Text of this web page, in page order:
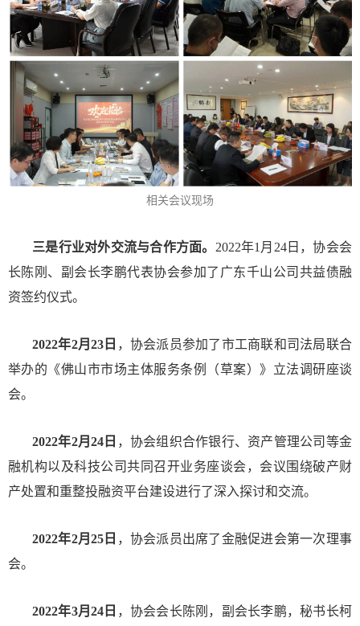
相关会议现场
三是行业对外交流与合作方面。 2022年1月24日，协会会
长陈刚、副会长李鹏代表协会参加了广东千山公司共益债融
资签约仪式。
2022年2月23日 ，协会派员参加了市工商联和司法局联合
举办的《佛山市市场主体服务条例（草案）》立法调研座谈
会。
2022年2月24日 ，协会组织合作银行、资产管理公司等金
融机构以及科技公司共同召开业务座谈会，会议围绕破产财
产处置和重整投融资平台建设进行了深入探讨和交流。
2022年2月25日 ，协会派员出席了金融促进会第一次理事
会。
2022年3月24日 ，协会会长陈刚，副会长李鹏，秘书长柯